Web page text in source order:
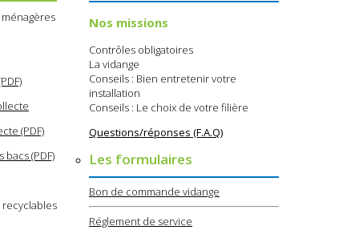
(PDF)
(PDF)
Nos missions
Contrôles obligatoires
La vidange
Conseils : Bien entretenir votre
installation
Conseils : Le choix de votre filière
Questions/réponses (F.A.Q)
Les formulaires
Bon de commande vidange
Réglement de service